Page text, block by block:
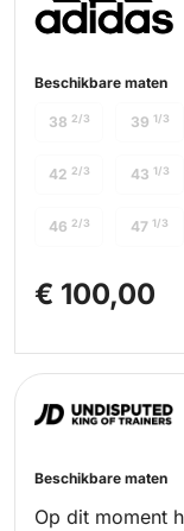
Beschikbare maten
Op dit moment
Beschikbare maten
38 2/3 39 1/3
42 2/3 43 1/3
46 2/3 47 1/3
€ 100,00